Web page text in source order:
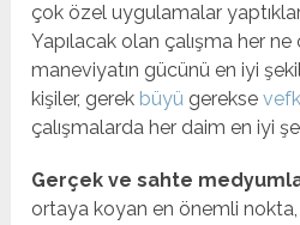
çok özel uygulamalar
Yapılacak olan çalışma her ne
maneviyatın gücünü en iyi
kişiler, gerek büyü gereksevefk
çalışmalarda her daim en iyi
Gerçek ve sahte
ortaya koyan en önemli